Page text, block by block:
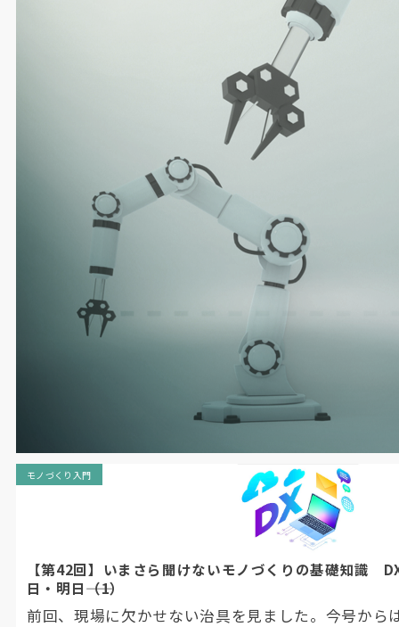
モノづくり入門
【第42回】いまさら聞けないモノづくりの基礎知識 DXモノづ
日・明日――（1）
前回、現場に欠かせない治具を見ました。今号から